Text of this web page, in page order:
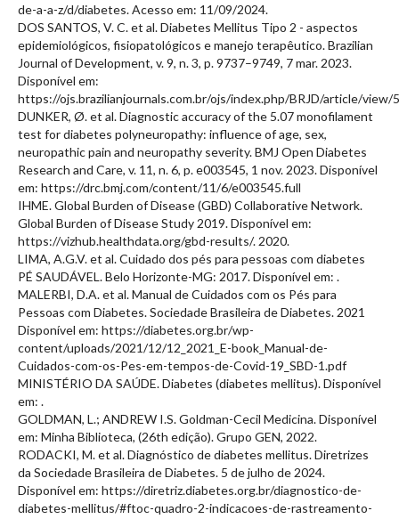
de-a-a-z/d/diabetes. Acesso em: 11/09/2024.
DOS SANTOS, V. C. et al. Diabetes Mellitus Tipo 2 - aspectos
epidemiológicos, fisiopatológicos e manejo terapêutico. Brazilian
Journal of Development, v. 9, n. 3, p. 9737–9749, 7 mar. 2023.
Disponível em:
https://ojs.brazilianjournals.com.br/ojs/index.php/BRJD/article/view/
DUNKER, Ø. et al. Diagnostic accuracy of the 5.07 monofilament
test for diabetes polyneuropathy: influence of age, sex,
neuropathic pain and neuropathy severity. BMJ Open Diabetes
Research and Care, v. 11, n. 6, p. e003545, 1 nov. 2023. Disponível
em: https://drc.bmj.com/content/11/6/e003545.full
IHME. Global Burden of Disease (GBD) Collaborative Network.
Global Burden of Disease Study 2019. Disponível em:
https://vizhub.healthdata.org/gbd-results/. 2020.
LIMA, A.G.V. et al. Cuidado dos pés para pessoas com diabetes
PÉ SAUDÁVEL. Belo Horizonte-MG: 2017. Disponível em: .
MALERBI, D.A. et al. Manual de Cuidados com os Pés para
Pessoas com Diabetes. Sociedade Brasileira de Diabetes. 2021
Disponível em: https://diabetes.org.br/wp-
content/uploads/2021/12/12_2021_E-book_Manual-de-
Cuidados-com-os-Pes-em-tempos-de-Covid-19_SBD-1.pdf
MINISTÉRIO DA SAÚDE. Diabetes (diabetes mellitus). Disponível
em: .
GOLDMAN, L.; ANDREW I.S. Goldman-Cecil Medicina. Disponível
em: Minha Biblioteca, (26th edição). Grupo GEN, 2022.
RODACKI, M. et al. Diagnóstico de diabetes mellitus. Diretrizes
da Sociedade Brasileira de Diabetes. 5 de julho de 2024.
Disponível em: https://diretriz.diabetes.org.br/diagnostico-de-
diabetes-mellitus/#ftoc-quadro-2-indicacoes-de-rastreamento-